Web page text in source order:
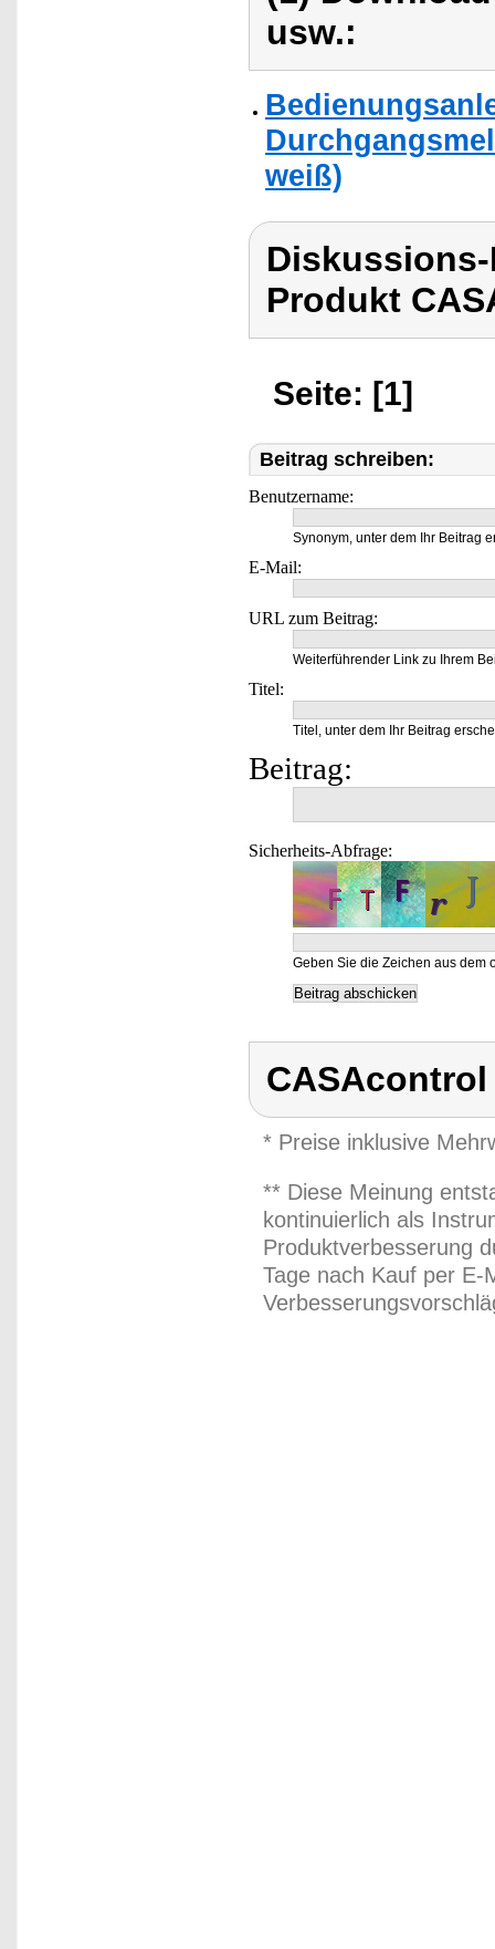
usw.:
weiß)
Produkt
Seite: [1]
Beitrag schreiben:
Benutzername:
Synonym, unter dem Ihr Beitrag
E-Mail:
URL zum Beitrag:
Weiterführender Link zu Ihrem
Titel:
Titel, unter dem Ihr Beitrag
Beitrag:
Sicherheits-Abfrage:
Geben Sie die Zeichen aus dem
CASAcontrol
* Preise inklusive
** Diese Meinung
kontinuierlich als
Produktverbesserung
Tage nach Kauf per E-